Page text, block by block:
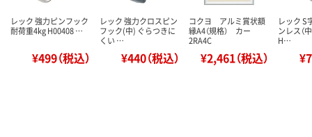
レック 強力ピンフック
耐荷重4kg H00408 …
¥499（税込）
レック 強力クロスピン
フック(中) ぐらつきに
くい …
¥440（税込）
コクヨ アルミ賞状額
縁A4（規格） カー
2RA4C
¥2,461（税込）
レック S
ンレス（
H…